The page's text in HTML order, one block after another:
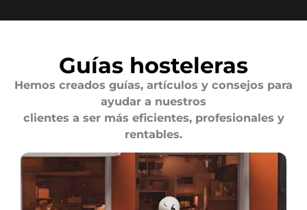
Guías hosteleras
Hemos creados guías, artículos y consejos para
ayudar a nuestros
clientes a ser más eficientes, profesionales y
rentables.